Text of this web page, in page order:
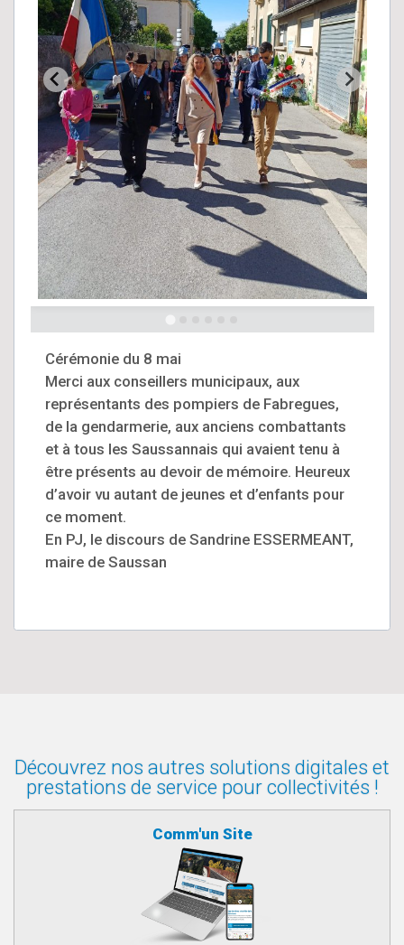
Cérémonie du 8 mai
Merci aux conseillers municipaux, aux
représentants des pompiers de Fabregues,
de la gendarmerie, aux anciens combattants
et à tous les Saussannais qui avaient tenu à
être présents au devoir de mémoire. Heureux
d’avoir vu autant de jeunes et d’enfants pour
ce moment.
En PJ, le discours de Sandrine ESSERMEANT,
maire de Saussan
Découvrez nos autres solutions digitales et
prestations de service pour collectivités !
Comm'un Site